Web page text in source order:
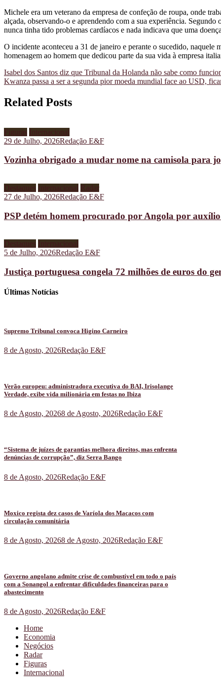
Michele era um veterano da empresa de confeção de roupa, onde
alçada, observando-o e aprendendo com a sua experiência.
nunca tinha tido problemas cardíacos e nada indicava que uma
O incidente aconteceu a 31 de janeiro e perante o sucedido, naquele
homenagem ao homem que dedicou parte da sua vida à empresa
Navegação
de
artigos
Isabel dos Santos diz que Tribunal da Holanda não sabe como
Kwanza passa a ser a segunda pior moeda mundial face ao USD,
Related Posts
Figuras Internacional
29 de Julho, 2026Redação E&F
Vozinha obrigado a mudar nome na camisola para
Destaques Internacional
Radar
27 de Julho, 2026Redação E&F
PSP detém homem procurado por Angola por
Destaques Internacional
5 de Julho, 2026Redação E&F
Justiça portuguesa congela 72 milhões de euros do
Últimas Notícias
Supremo Tribunal convoca Higino Carneiro
8 de Agosto, 2026Redação E&F
Verão europeu: administradora executiva do BAI, Irisolange
Verdade, exibe vida milionária em festas no Ibiza
8 de Agosto, 20268 de Agosto, 2026Redação E&F
“Sistema de juízes de garantias melhora direitos, mas enfrenta
denúncias de corrupção”, diz Serra Bango
8 de Agosto, 2026Redação E&F
Moxico regista dez casos de Varíola dos Macacos com
circulação comunitária
8 de Agosto, 20268 de Agosto, 2026Redação E&F
Governo angolano admite crise de combustível em todo o país
com a Sonangol a enfrentar dificuldades financeiras para o
abastecimento
8 de Agosto, 2026Redação E&F
Home
Economia
Negócios
Radar
Figuras
Internacional